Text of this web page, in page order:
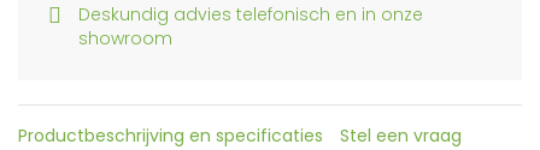
Deskundig advies telefonisch en in onze
showroom
Productbeschrijving en specificaties Stel een vraag